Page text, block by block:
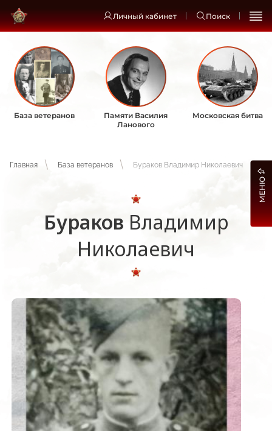
Личный кабинет Поиск
База ветеранов
Памяти Василия
Ланового
Московская битва
Главная База ветеранов Бураков Владимир Николаевич
Бураков Владимир
Николаевич
МЕНЮ